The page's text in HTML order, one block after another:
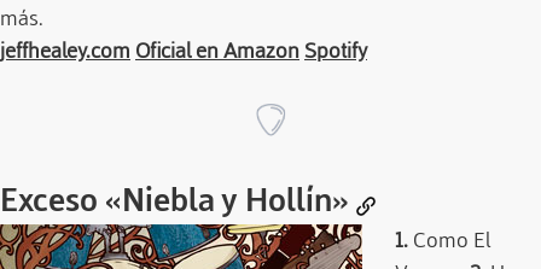
más.
jeffhealey.com Oficial en AmazonSpotify
Exceso «Niebla y Hollín»
1. Como El